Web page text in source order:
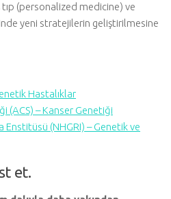
(personalized medicine) ve
yeni stratejilerin geliştirilmesine
Hastalıklar
(ACS) – Kanser Genetiği
Enstitüsü (NHGRI) – Genetik ve
et.